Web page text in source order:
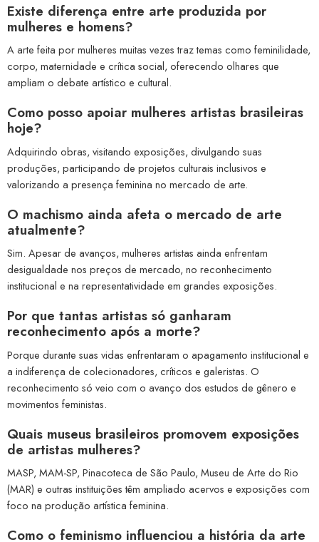
Existe diferença entre arte produzida por
mulheres e homens?
A arte feita por mulheres muitas vezes traz temas como feminilidade,
corpo, maternidade e crítica social, oferecendo olhares que
ampliam o debate artístico e cultural.
Como posso apoiar mulheres artistas brasileiras
hoje?
Adquirindo obras, visitando exposições, divulgando suas
produções, participando de projetos culturais inclusivos e
valorizando a presença feminina no mercado de arte.
O machismo ainda afeta o mercado de arte
atualmente?
Sim. Apesar de avanços, mulheres artistas ainda enfrentam
desigualdade nos preços de mercado, no reconhecimento
institucional e na representatividade em grandes exposições.
Por que tantas artistas só ganharam
reconhecimento após a morte?
Porque durante suas vidas enfrentaram o apagamento institucional e
a indiferença de colecionadores, críticos e galeristas. O
reconhecimento só veio com o avanço dos estudos de gênero e
movimentos feministas.
Quais museus brasileiros promovem exposições
de artistas mulheres?
MASP, MAM-SP, Pinacoteca de São Paulo, Museu de Arte do Rio
(MAR) e outras instituições têm ampliado acervos e exposições com
foco na produção artística feminina.
Como o feminismo influenciou a história da arte